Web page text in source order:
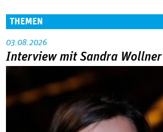
THEMEN
03.08.2026
Interview mit Sandra Wollner